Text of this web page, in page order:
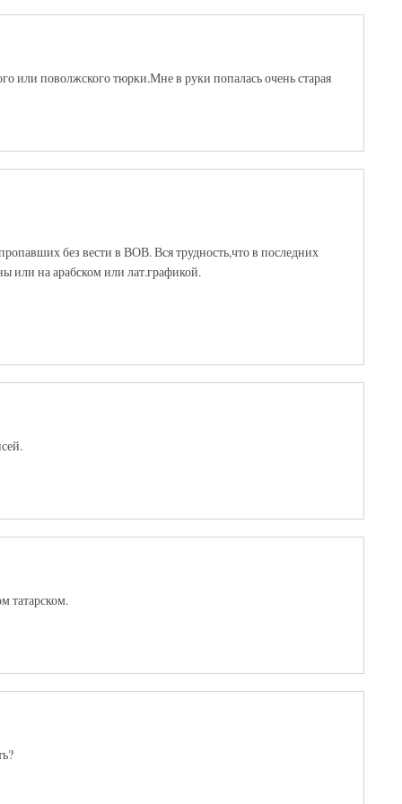
или поволжского тюрки.Мне в руки попалась очень старая
без вести в ВОВ. Вся трудность,что в последних
или на арабском или лат.графикой.
татарском.